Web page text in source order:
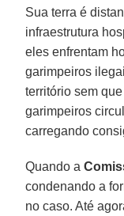
Sua terra é
infraestrutura
eles enfrentam
garimpeiros
território sem
garimpeiros
carregando
Quando a
condenando a
no caso. Até